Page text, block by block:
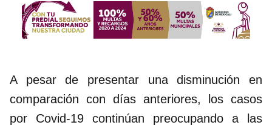
A pesar de presentar una disminución en
comparación con días anteriores, los casos
por Covid-19 continúan preocupando a las